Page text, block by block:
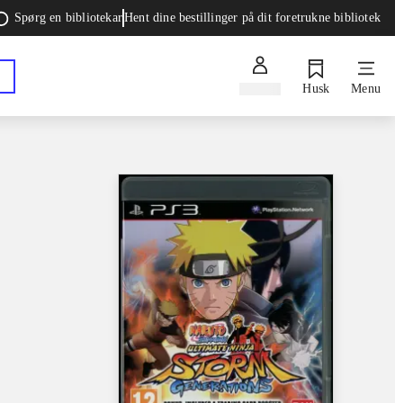
Spørg en bibliotekarHent dine bestillinger på dit foretrukne bibliotek
Husk Menu